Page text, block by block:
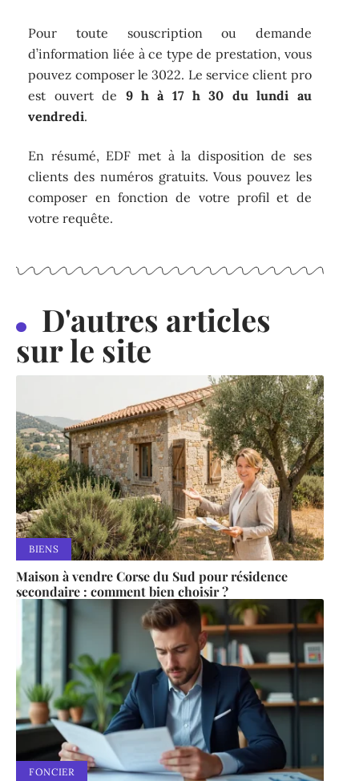
Pour toute souscription ou demande
d’information liée à ce type de prestation, vous
pouvez composer le 3022. Le service client pro
est ouvert de 9 h à 17 h 30 du lundi au
vendredi.
En résumé, EDF met à la disposition de ses
clients des numéros gratuits. Vous pouvez les
composer en fonction de votre profil et de
votre requête.
D'autres articles
sur le site
BIENS
Maison à vendre Corse du Sud pour résidence
secondaire : comment bien choisir ?
FONCIER